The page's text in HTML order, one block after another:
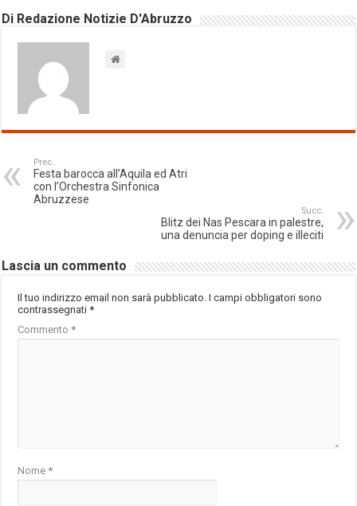
Di Redazione Notizie D'Abruzzo
Prec.
Festa barocca all’Aquila ed Atri
con l’Orchestra Sinfonica
Abruzzese
Succ.
Blitz dei Nas Pescara in palestre,
una denuncia per doping e illeciti
Lascia un commento
Il tuo indirizzo email non sarà pubblicato. I campi obbligatori sono
contrassegnati*
Commento*
Nome*